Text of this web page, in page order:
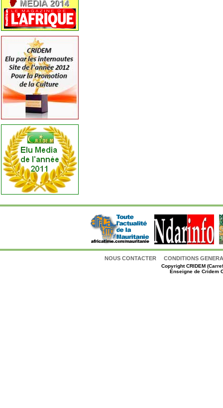
NOUS CONTACTER CONDITIONS
CopyrightCRIDEM
Enseigne de Cridem